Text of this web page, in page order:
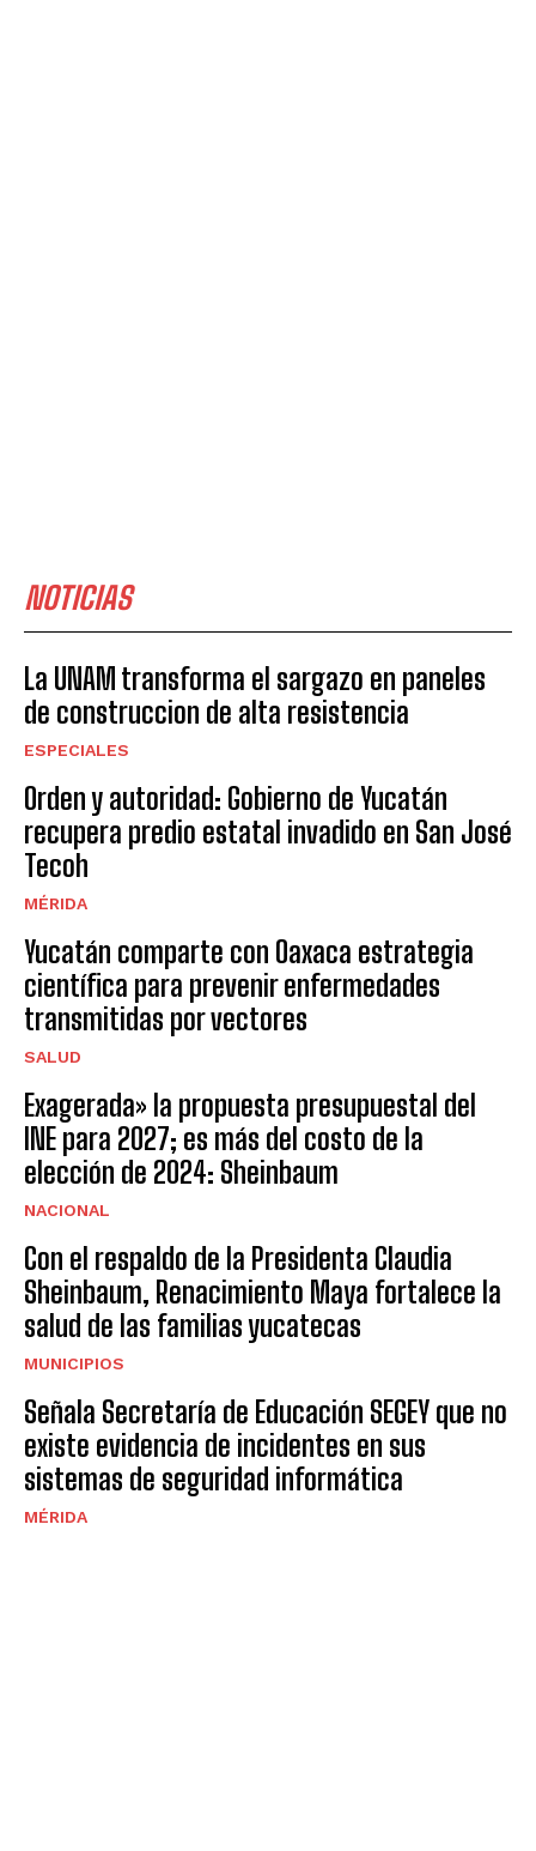
NOTICIAS
La UNAM transforma el sargazo en paneles
de construccion de alta resistencia
ESPECIALES
Orden y autoridad: Gobierno de Yucatán
recupera predio estatal invadido en San José
Tecoh
MÉRIDA
Yucatán comparte con Oaxaca estrategia
científica para prevenir enfermedades
transmitidas por vectores
SALUD
Exagerada» la propuesta presupuestal del
INE para 2027; es más del costo de la
elección de 2024: Sheinbaum
NACIONAL
Con el respaldo de la Presidenta Claudia
Sheinbaum, Renacimiento Maya fortalece la
salud de las familias yucatecas
MUNICIPIOS
Señala Secretaría de Educación SEGEY que no
existe evidencia de incidentes en sus
sistemas de seguridad informática
MÉRIDA